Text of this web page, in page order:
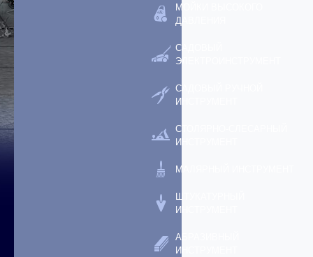
МОЙКИ ВЫСОКОГО
ДАВЛЕНИЯ
САДОВЫЙ
ЭЛЕКТРОИНСТРУМЕНТ
САДОВЫЙ РУЧНОЙ
ИНСТРУМЕНТ
СТОЛЯРНО-СЛЕСАРНЫЙ
ИНСТРУМЕНТ
МАЛЯРНЫЙ ИНСТРУМЕНТ
ШТУКАТУРНЫЙ
ИНСТРУМЕНТ
АБРАЗИВНЫЙ
ИНСТРУМЕНТ